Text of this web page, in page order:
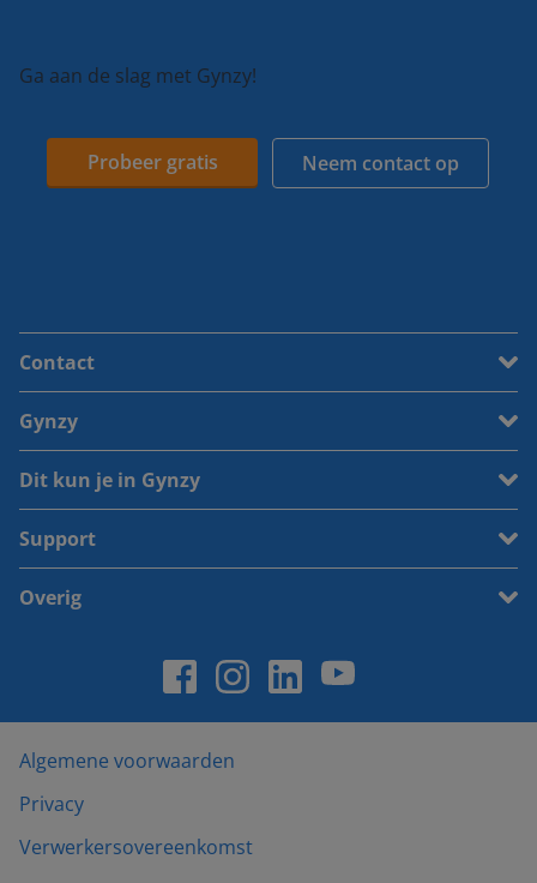
Ga aan de slag met Gynzy!
Probeer gratis Neem contact op
Contact
Gynzy
Dit kun je in Gynzy
Support
Overig
Algemene voorwaarden
Privacy
Verwerkersovereenkomst